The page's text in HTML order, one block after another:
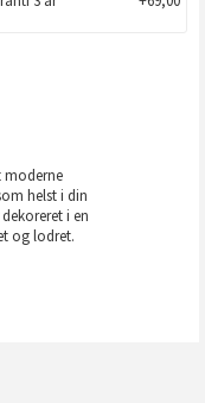
moderne
helst i din
i en
og lodret.